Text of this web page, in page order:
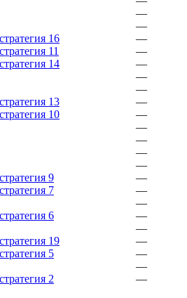
—
—
16
—
11
—
14
—
—
—
13
—
10
—
—
—
—
—
9
—
7
—
—
6
—
—
19
—
5
—
—
2
—